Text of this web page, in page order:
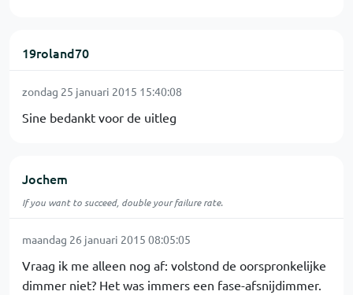
19roland70
zondag 25 januari 2015 15:40:08
Sine bedankt voor de uitleg
Jochem
If you want to succeed, double your failure rate.
maandag 26 januari 2015 08:05:05
Vraag ik me alleen nog af: volstond de oorspronkelijke
dimmer niet? Het was immers een fase-afsnijdimmer.